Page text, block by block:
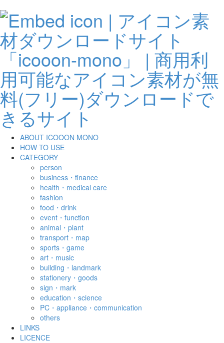
ABOUT ICOOON MONO
HOW TO USE
CATEGORY
person
business・finance
health・medical care
fashion
food・drink
event・function
animal・plant
transport・map
sports・game
art・music
building・landmark
stationery・goods
sign・mark
education・science
PC・appliance・communication
others
LINKS
LICENCE